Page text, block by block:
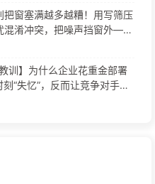
把窗塞满越多越糟！用写筛压
混淆冲突，把噪声挡窗外——
训】为什么企业花重金部署
“失忆”，反而让竞争对手实
慢学AI169